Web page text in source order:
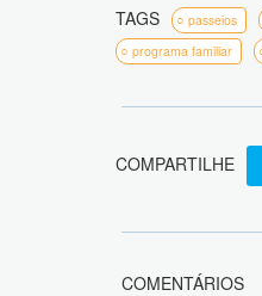
TAGS passeios
programa familiar
COMPARTILHE
COMENTÁRIOS